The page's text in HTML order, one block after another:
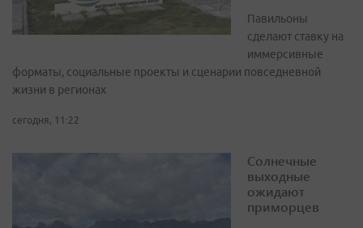
Павильоны
сделают ставку на
иммерсивные
форматы, социальные проекты и сценарии повседневной
жизни в регионах
сегодня, 11:22
Солнечные
выходные
ожидают
приморцев